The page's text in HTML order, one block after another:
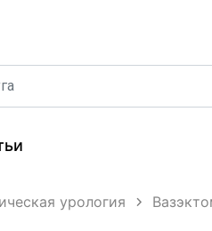
урология